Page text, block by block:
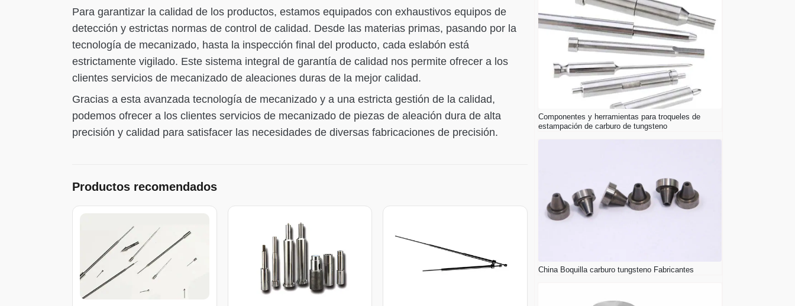
Para garantizar la calidad de los productos, estamos equipados con exhaustivos equipos de
detección y estrictas normas de control de calidad. Desde las materias primas, pasando por la
tecnología de mecanizado, hasta la inspección final del producto, cada eslabón está
estrictamente vigilado. Este sistema integral de garantía de calidad nos permite ofrecer a los
clientes servicios de mecanizado de aleaciones duras de la mejor calidad.
Gracias a esta avanzada tecnología de mecanizado y a una estricta gestión de la calidad,
podemos ofrecer a los clientes servicios de mecanizado de piezas de aleación dura de alta
precisión y calidad para satisfacer las necesidades de diversas fabricaciones de precisión.
Productos recomendados
Componentes y herramientas para troqueles de
estampación de carburo de tungsteno
China Boquilla carburo tungsteno Fabricantes